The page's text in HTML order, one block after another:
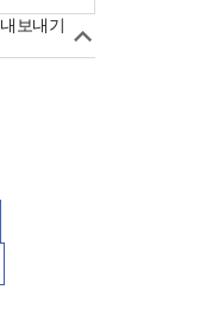
내보내기